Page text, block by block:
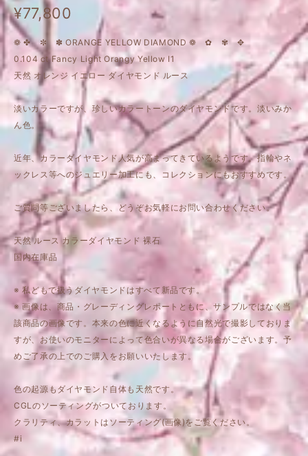
¥77,800
❁ ✤ ✼ ✽ ORANGE YELLOW DIAMOND ❁ ✿ ✾ ✥
0.104 ct Fancy Light Orangy Yellow I1
天然 オレンジ イエロー ダイヤモンド ルース
淡いカラーですが、珍しいカラートーンのダイヤモンドです。淡いみか
ん色。
近年、カラーダイヤモンド人気が高まってきているようです。指輪やネ
ックレス等へのジュエリー加工にも、コレクションにもおすすめです。
ご質問等ございましたら、どうぞお気軽にお問い合わせください。
天然 ルース カラーダイヤモンド 裸石
国内在庫品
※ 私どもで扱うダイヤモンドはすべて新品です。
※ 画像は、商品・グレーディングレポートともに、サンプルではなく当
該商品の画像です。本来の色に近くなるように自然光で撮影しておりま
すが、お使いのモニターによって色合いが異なる場合がございます。予
めご了承の上でのご購入をお願いいたします。
色の起源もダイヤモンド自体も天然です。
CGLのソーティングがついております。
クラリティ、カラットはソーティング(画像)をご覧ください。
#i